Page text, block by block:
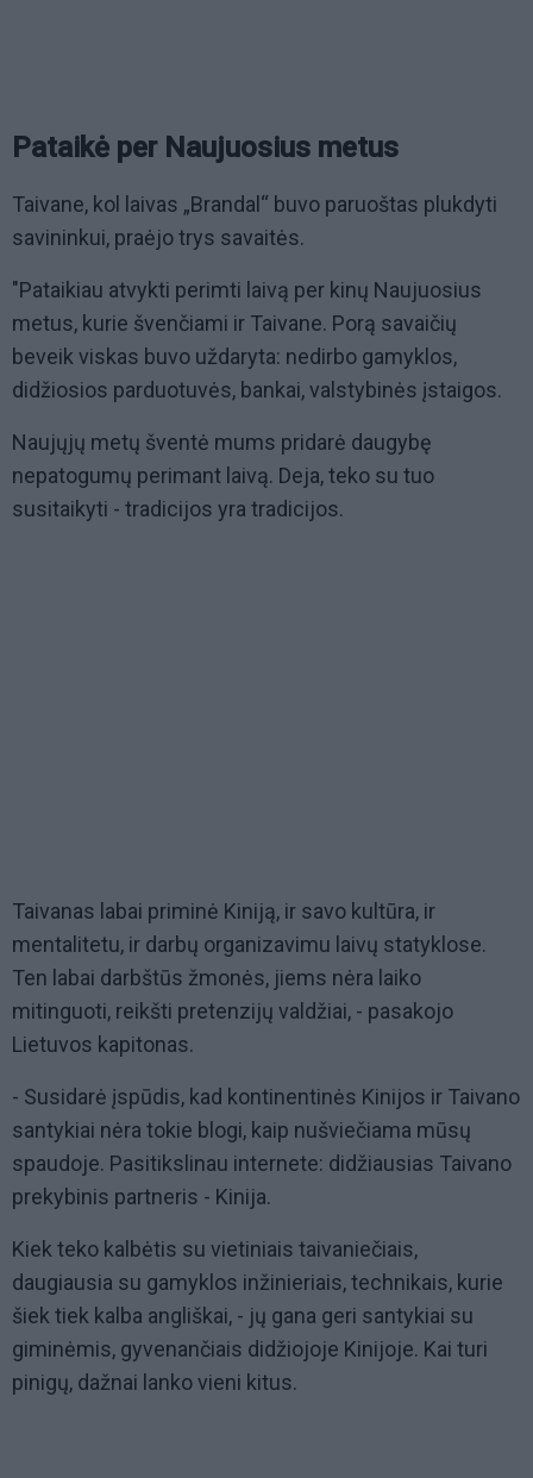
Pataikė per Naujuosius metus
Taivane, kol laivas „Brandal“ buvo paruoštas plukdyti
savininkui, praėjo trys savaitės.
"Pataikiau atvykti perimti laivą per kinų Naujuosius
metus, kurie švenčiami ir Taivane. Porą savaičių
beveik viskas buvo uždaryta: nedirbo gamyklos,
didžiosios parduotuvės, bankai, valstybinės įstaigos.
Naujųjų metų šventė mums pridarė daugybę
nepatogumų perimant laivą. Deja, teko su tuo
susitaikyti - tradicijos yra tradicijos.
Taivanas labai priminė Kiniją, ir savo kultūra, ir
mentalitetu, ir darbų organizavimu laivų statyklose.
Ten labai darbštūs žmonės, jiems nėra laiko
mitinguoti, reikšti pretenzijų valdžiai, - pasakojo
Lietuvos kapitonas.
- Susidarė įspūdis, kad kontinentinės Kinijos ir Taivano
santykiai nėra tokie blogi, kaip nušviečiama mūsų
spaudoje. Pasitikslinau internete: didžiausias Taivano
prekybinis partneris - Kinija.
Kiek teko kalbėtis su vietiniais taivaniečiais,
daugiausia su gamyklos inžinieriais, technikais, kurie
šiek tiek kalba angliškai, - jų gana geri santykiai su
giminėmis, gyvenančiais didžiojoje Kinijoje. Kai turi
pinigų, dažnai lanko vieni kitus.